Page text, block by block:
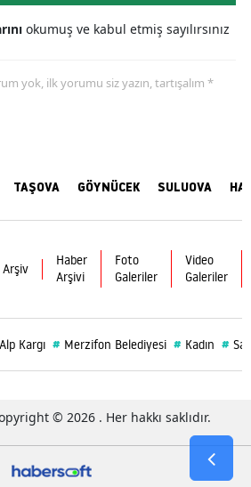
okumuş ve kabul etmiş sayılırsınız
yok, ilk yorumu siz yazın, tartışalım *
TAŞOVA GÖYNÜCEK SULUOVA
Arşiv
Haber
Arşivi
Foto
Galeriler
Video
Galeriler
Alp Kargı # Merzifon Belediyesi # Kadın #
© 2026 . Her hakkı saklıdır.